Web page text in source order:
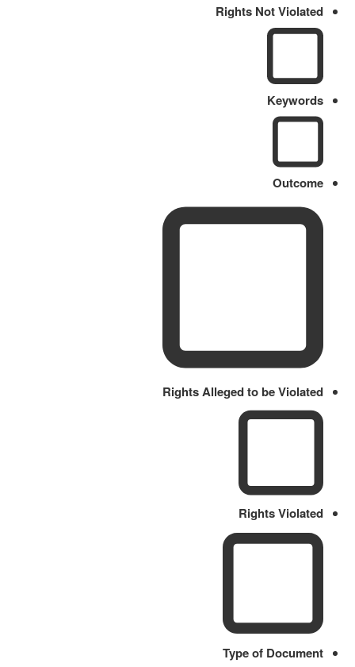
Rights Not Violated
Keywords
Outcome
Rights Alleged to be Violated
Rights Violated
Type of Document